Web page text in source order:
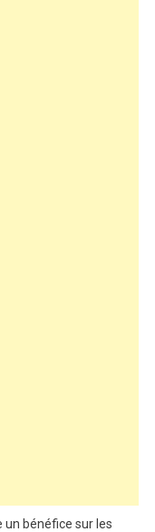
un bénéfice sur les